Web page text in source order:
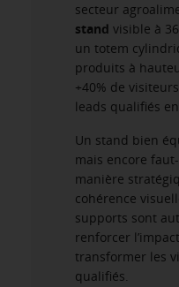
secteur
stand visible à
un totem
produits à
+40% de
leads qualifiés
Un stand bien
mais encore
manière
cohérence
supports sont
renforcer
transformer les
qualifiés.